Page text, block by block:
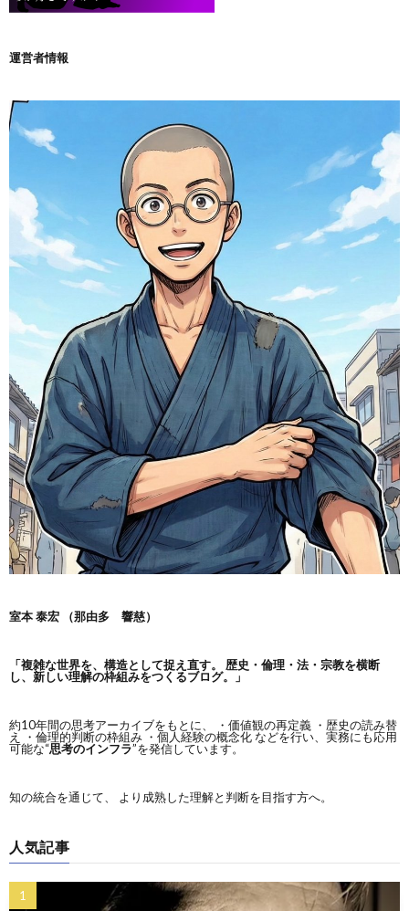
運営者情報
室本 泰宏 （那由多 響慈）
「複雑な世界を、構造として捉え直す。
歴史・倫理・法・宗教を横断
し、新しい理解の枠組みをつくるブログ。」
約10年間の思考アーカイブをもとに、 ・価値観の再定義 ・歴史の読み替
え ・倫理的判断の枠組み ・個人経験の概念化 などを行い、実務にも応用
可能な“思考のインフラ”を発信しています。
知の統合を通じて、 より成熟した理解と判断を目指す方へ。
人気記事